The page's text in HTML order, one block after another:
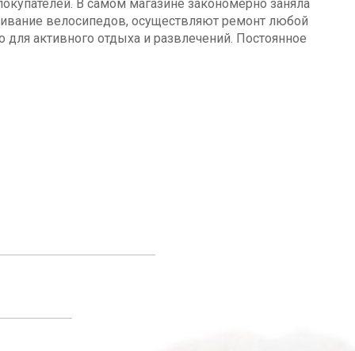
В самом магазине закономерно заняла
велосипедов, осуществляют ремонт любой
для активного отдыха и развлечений. Постоянное